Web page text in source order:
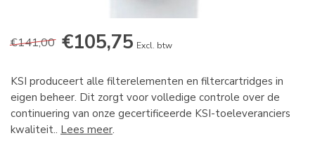
€141,00 €105,75 Excl. btw
KSI produceert alle filterelementen en filtercartridges in
eigen beheer. Dit zorgt voor volledige controle over de
continuering van onze gecertificeerde KSI-toeleveranciers
kwaliteit.. Lees meer.